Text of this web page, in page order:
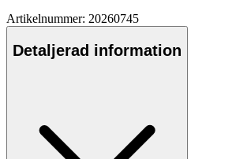
Artikelnummer: 20260745
Detaljerad information